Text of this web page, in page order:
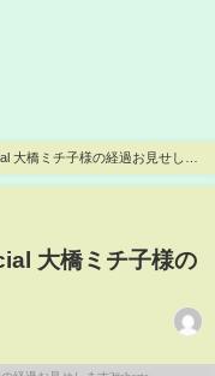
大橋ミチ子様の経過お見せしま
大橋ミチ子様の